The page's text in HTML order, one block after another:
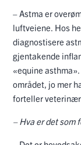
– Astma er
luftveiene. Hos
diagnostisere
gjentakende
«equine
området, jo mer
forteller
– Hva er det som